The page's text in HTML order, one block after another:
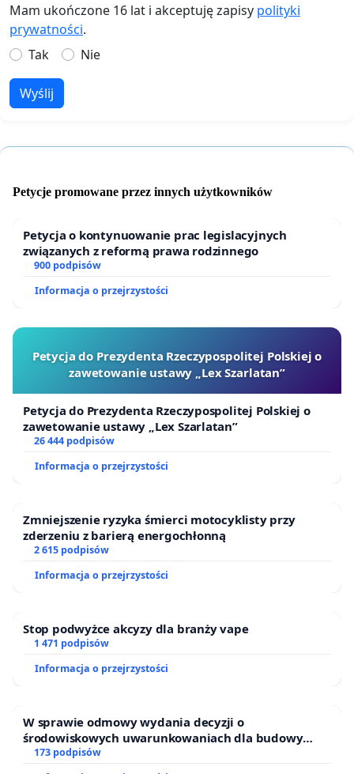
Mam ukończone 16 lat i akceptuję zapisy polityki
prywatności.
Tak
Nie
Wyślij
Petycje promowane przez innych użytkowników
Petycja o kontynuowanie prac legislacyjnych
związanych z reformą prawa rodzinnego
900 podpisów
Informacja o przejrzystości
Petycja do Prezydenta Rzeczypospolitej Polskiej o
zawetowanie ustawy „Lex Szarlatan”
Petycja do Prezydenta Rzeczypospolitej Polskiej o
zawetowanie ustawy „Lex Szarlatan”
26 444 podpisów
Informacja o przejrzystości
Zmniejszenie ryzyka śmierci motocyklisty przy
zderzeniu z barierą energochłonną
2 615 podpisów
Informacja o przejrzystości
Stop podwyżce akcyzy dla branży vape
1 471 podpisów
Informacja o przejrzystości
W sprawie odmowy wydania decyzji o
środowiskowych uwarunkowaniach dla budowy
zakładu wytwarzania biometanu „Krynki” w
173 podpisów